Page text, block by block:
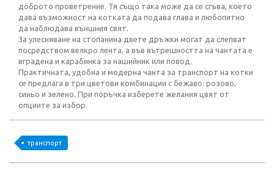
доброто проветрение. Тя също така може да се сгъва, което
дава възможност на котката да подава глава и любопитно
да наблюдава външния свят.
За улесняване на стопанина двете дръжки могат да слепват
посредством велкро лента, а във вътрешността на чантата е
вградена и карабинка за нашийник или повод.
Практичната, удобна и модерна чанта за транспорт на котки
се предлага в три цветови комбинации с бежаво: розово,
синьо и зелено. При поръчка изберете желания цвят от
опциите за избор.
транспорт